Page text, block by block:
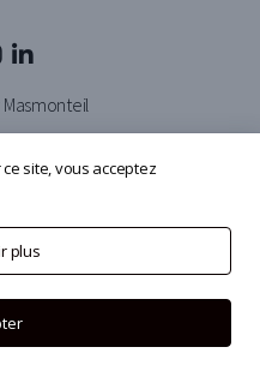
site, vous acceptez
plus